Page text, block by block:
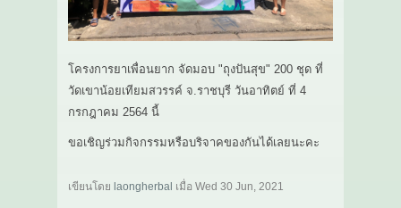
โครงการยาเพื่อนยาก จัดมอบ "ถุงปันสุข" 200 ชุด ที่
วัดเขาน้อยเทียมสวรรค์ จ.ราชบุรี วันอาทิตย์ ที่ 4
กรกฎาคม 2564 นี้
ขอเชิญร่วมกิจกรรมหรือบริจาคของกันได้เลยนะคะ
เขียนโดย laongherbal เมื่อ Wed 30 Jun, 2021